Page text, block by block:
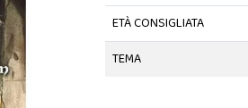
ETÀ CONSIGLIATA
TEMA